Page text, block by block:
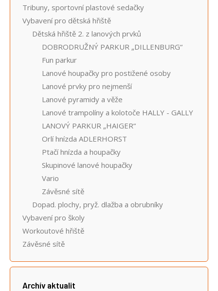
Tribuny, sportovní plastové sedačky
Vybavení pro dětská hřiště
Dětská hřiště 2. z lanových prvků
DOBRODRUŽNÝ PARKUR „DILLENBURG“
Fun parkur
Lanové houpačky pro postižené osoby
Lanové prvky pro nejmenší
Lanové pyramidy a věže
Lanové trampolíny a kolotoče HALLY - GALLY
LANOVÝ PARKUR „HAIGER“
Orlí hnízda ADLERHORST
Ptačí hnízda a houpačky
Skupinové lanové houpačky
Vario
Závěsné sítě
Dopad. plochy, pryž. dlažba a obrubníky
Vybavení pro školy
Workoutové hřiště
Závěsné sítě
Archív aktualit